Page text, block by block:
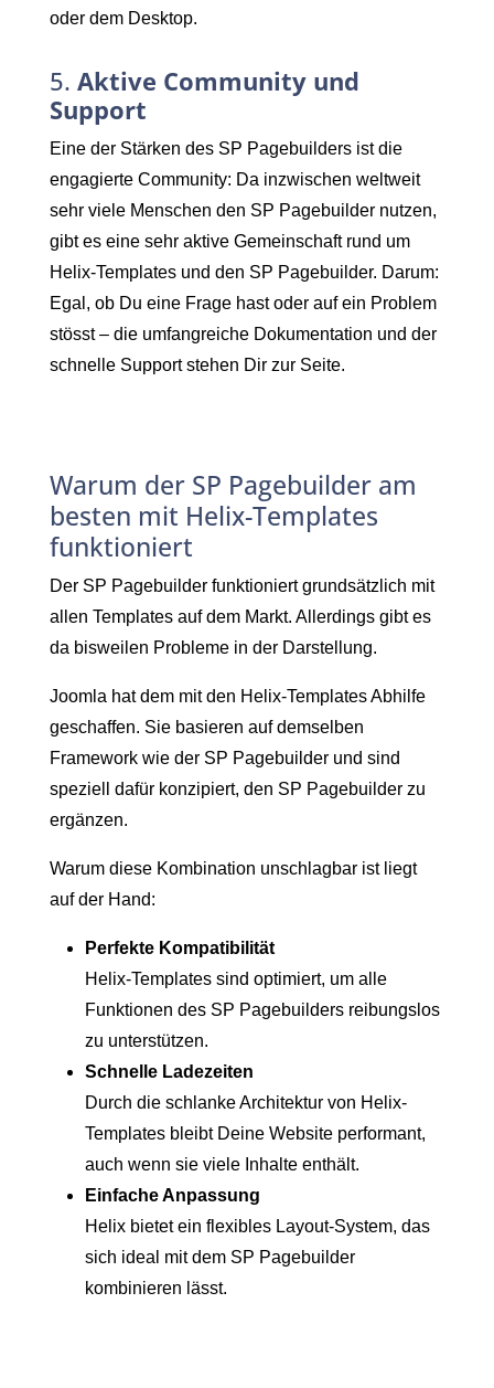
oder dem Desktop.
5. Aktive Community und
Support
Eine der Stärken des SP Pagebuilders ist die
engagierte Community: Da inzwischen weltweit
sehr viele Menschen den SP Pagebuilder nutzen,
gibt es eine sehr aktive Gemeinschaft rund um
Helix-Templates und den SP Pagebuilder. Darum:
Egal, ob Du eine Frage hast oder auf ein Problem
stösst – die umfangreiche Dokumentation und der
schnelle Support stehen Dir zur Seite.
Warum der SP Pagebuilder am
besten mit Helix-Templates
funktioniert
Der SP Pagebuilder funktioniert grundsätzlich mit
allen Templates auf dem Markt. Allerdings gibt es
da bisweilen Probleme in der Darstellung.
Joomla hat dem mit den Helix-Templates Abhilfe
geschaffen. Sie basieren auf demselben
Framework wie der SP Pagebuilder und sind
speziell dafür konzipiert, den SP Pagebuilder zu
ergänzen.
Warum diese Kombination unschlagbar ist liegt
auf der Hand:
Perfekte Kompatibilität
Helix-Templates sind optimiert, um alle
Funktionen des SP Pagebuilders reibungslos
zu unterstützen.
Schnelle Ladezeiten
Durch die schlanke Architektur von Helix-
Templates bleibt Deine Website performant,
auch wenn sie viele Inhalte enthält.
Einfache Anpassung
Helix bietet ein flexibles Layout-System, das
sich ideal mit dem SP Pagebuilder
kombinieren lässt.